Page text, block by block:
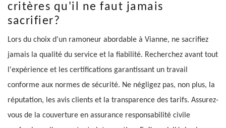
critères qu'il ne faut jamais
sacrifier?
Lors du choix d'un ramoneur abordable à Vianne, ne sacrifiez
jamais la qualité du service et la fiabilité. Recherchez avant tout
l'expérience et les certifications garantissant un travail
conforme aux normes de sécurité. Ne négligez pas, non plus, la
réputation, les avis clients et la transparence des tarifs. Assurez-
vous de la couverture en assurance responsabilité civile